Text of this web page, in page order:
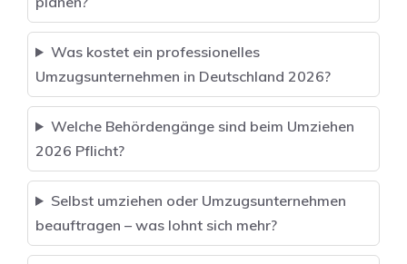
Was kostet ein professionelles
Umzugsunternehmen in Deutschland 2026?
Welche Behördengänge sind beim Umziehen
2026 Pflicht?
Selbst umziehen oder Umzugsunternehmen
beauftragen – was lohnt sich mehr?